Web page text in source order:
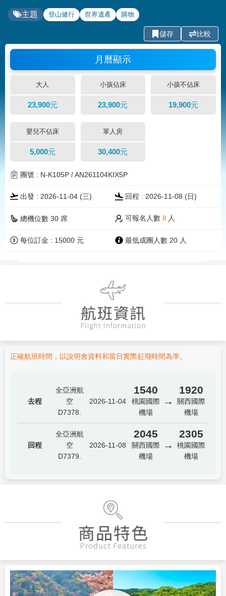
主題 登山健行 世界遺產 購物
儲存 比較
月曆顯示
大人 小孩佔床 小孩不佔床
23,900元 23,900元 19,900元
嬰兒不佔床 單人房
5,000元 30,400元
團號 : N-K105P / AN261104KIX5P
出發 : 2026-11-04 (三) 回程 : 2026-11-08 (日)
總機位數 30 席 可報名人數8 人
每位訂金 : 15000 元 最低成團人數 20 人
正確航班時間，以說明會資料和當日實際起飛時間為準。
去程
全亞洲航
空
D7378.
2026-11-04
1540
桃園國際
機場
→
1920
關西國際
機場
回程
全亞洲航
空
D7379.
2026-11-08
2045
關西國際
機場
→
2305
桃園國際
機場